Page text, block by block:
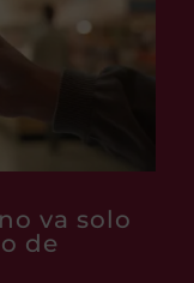
va solo
de